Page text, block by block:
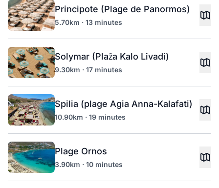
Principote (Plage de Panormos)
5.70km · 13 minutes
Solymar (Plaža Kalo Livadi)
9.30km · 17 minutes
Spilia (plage Agia Anna-Kalafati)
10.90km · 19 minutes
Plage Ornos
3.90km · 10 minutes